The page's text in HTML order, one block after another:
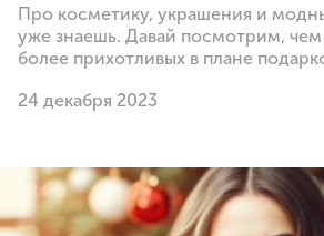
Про косметику, украшения и
уже знаешь. Давай посмотрим,
более прихотливых в плане
24 декабря 2023